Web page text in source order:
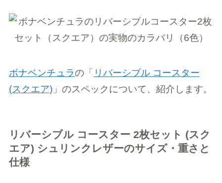
ボナベンチュラの「 リバーシブル コースター
(スクエア)」のスペックについて、紹介します。
リバーシブル コースター 2枚セット (スク
エア) シュリンクレザーのサイズ・重さと
仕様